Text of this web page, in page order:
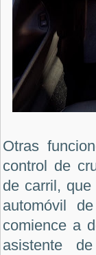
Otras
control de
de carril,
automóvil
comience a
asistente